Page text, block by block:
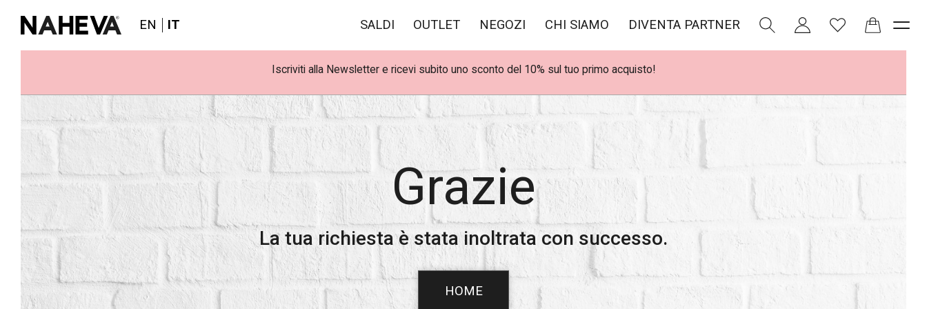
EN IT SALDI OUTLET NEGOZI CHI SIAMO DIVENTA PARTNER
Spedizioni gratuite per ordini superiori a 100€
Iscriviti alla Newsletter e ricevi subito uno sconto del 10% sul tuo primo acquisto!
Grazie
La tua richiesta è stata inoltrata con successo.
HOME